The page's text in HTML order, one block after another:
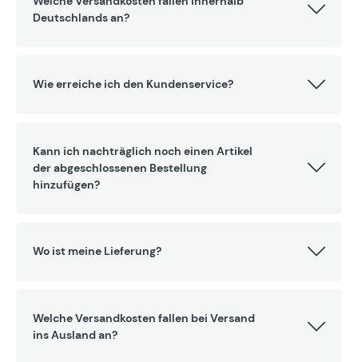
Deutschlands an?
Wie erreiche ich den Kundenservice?
Kann ich nachträglich noch einen Artikel
der abgeschlossenen Bestellung
hinzufügen?
Wo ist meine Lieferung?
Welche Versandkosten fallen bei Versand
ins Ausland an?